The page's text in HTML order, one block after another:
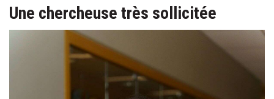
Une chercheuse très sollicitée